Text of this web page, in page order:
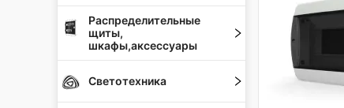
Распределительные
щиты,
шкафы,аксессуары
Светотехника